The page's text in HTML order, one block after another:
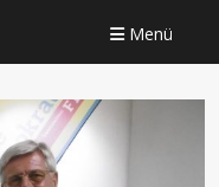
Menü